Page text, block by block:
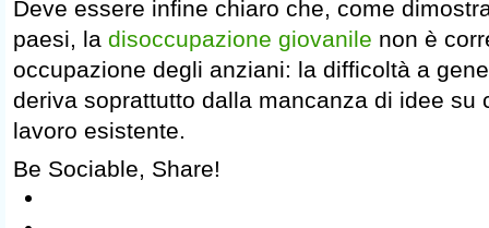
Deve essere infine chiaro che, come
paesi, la disoccupazione giovanile non è
occupazione degli anziani: la difficoltà a
deriva soprattutto dalla mancanza di idee su
lavoro esistente.
Be Sociable, Share!